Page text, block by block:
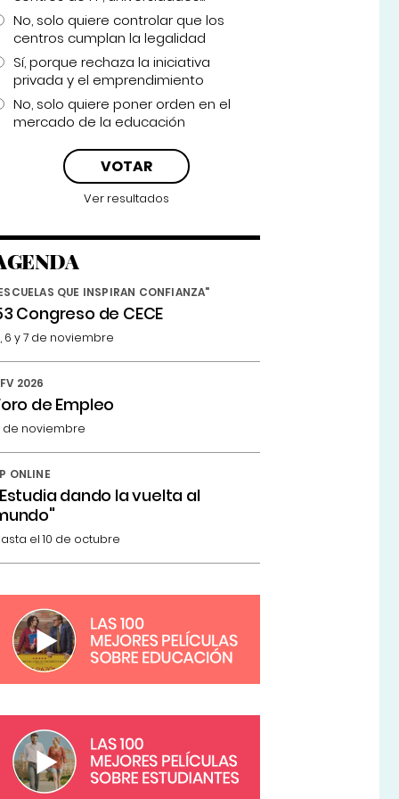
No, solo quiere controlar que los
centros cumplan la legalidad
Sí, porque rechaza la iniciativa
privada y el emprendimiento
No, solo quiere poner orden en el
mercado de la educación
Ver resultados
QUE INSPIRAN CONFIANZA"
Congreso de CECE
6 y 7 de noviembre
2026
de Empleo
de noviembre
ONLINE
dando la vuelta al
el 10 de octubre